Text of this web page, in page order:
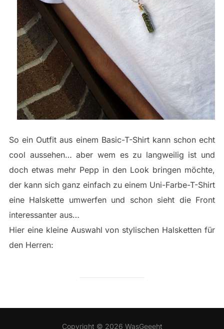
So ein Outfit aus einem Basic-T-Shirt kann schon echt
cool aussehen… aber wem es zu langweilig ist und
doch etwas mehr Pepp in den Look bringen möchte,
der kann sich ganz einfach zu einem Uni-Farbe-T-Shirt
eine Halskette umwerfen und schon sieht die Front
interessanter aus…
Hier eine kleine Auswahl von stylischen Halsketten für
den Herren:
Copyright © 2026 WasGeeeht